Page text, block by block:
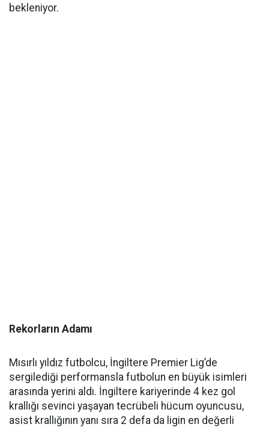
bekleniyor.
Rekorların Adamı
Mısırlı yıldız futbolcu, İngiltere Premier Lig’de
sergilediği performansla futbolun en büyük isimleri
arasında yerini aldı. İngiltere kariyerinde 4 kez gol
krallığı sevinci yaşayan tecrübeli hücum oyuncusu,
asist krallığının yanı sıra 2 defa da ligin en değerli